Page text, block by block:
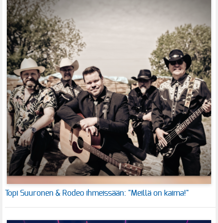
Topi Suuronen & Rodeo ihmeissään: "Meillä on kaima!"